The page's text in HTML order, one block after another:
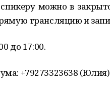
можно в
трансляцию и
до 17:00.
+79273323638